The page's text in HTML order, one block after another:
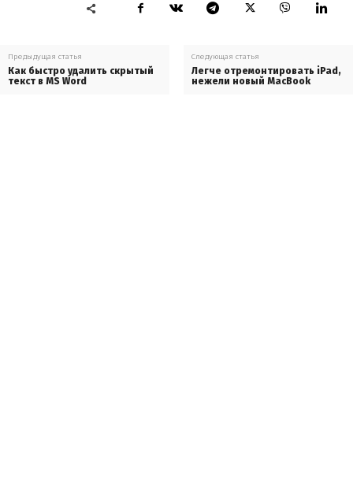
Предыдущая статья
Как быстро удалить скрытый
текст в MS Word
Следующая статья
Легче отремонтировать iPad,
нежели новый MacBook